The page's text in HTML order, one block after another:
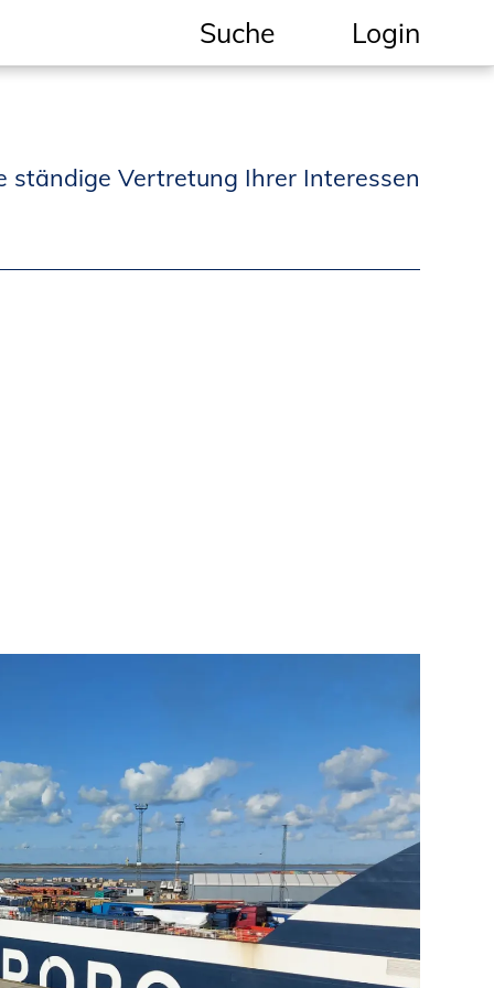
Suche
Informationen für
Projekte für
START.ING. Das
Studierenden Praxis-
Programm
Wissenswertes für
Studierende
Wettbewerbe für
Login
ständige Vertretung Ihrer Interessen